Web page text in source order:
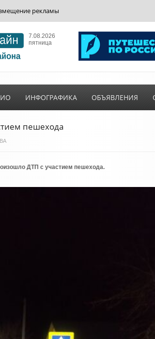
рекламы
7.08.2026
пятница
ИНФОГРАФИКА ОБЪЯВЛЕНИЯ
пешехода
ДТП с участием пешехода.